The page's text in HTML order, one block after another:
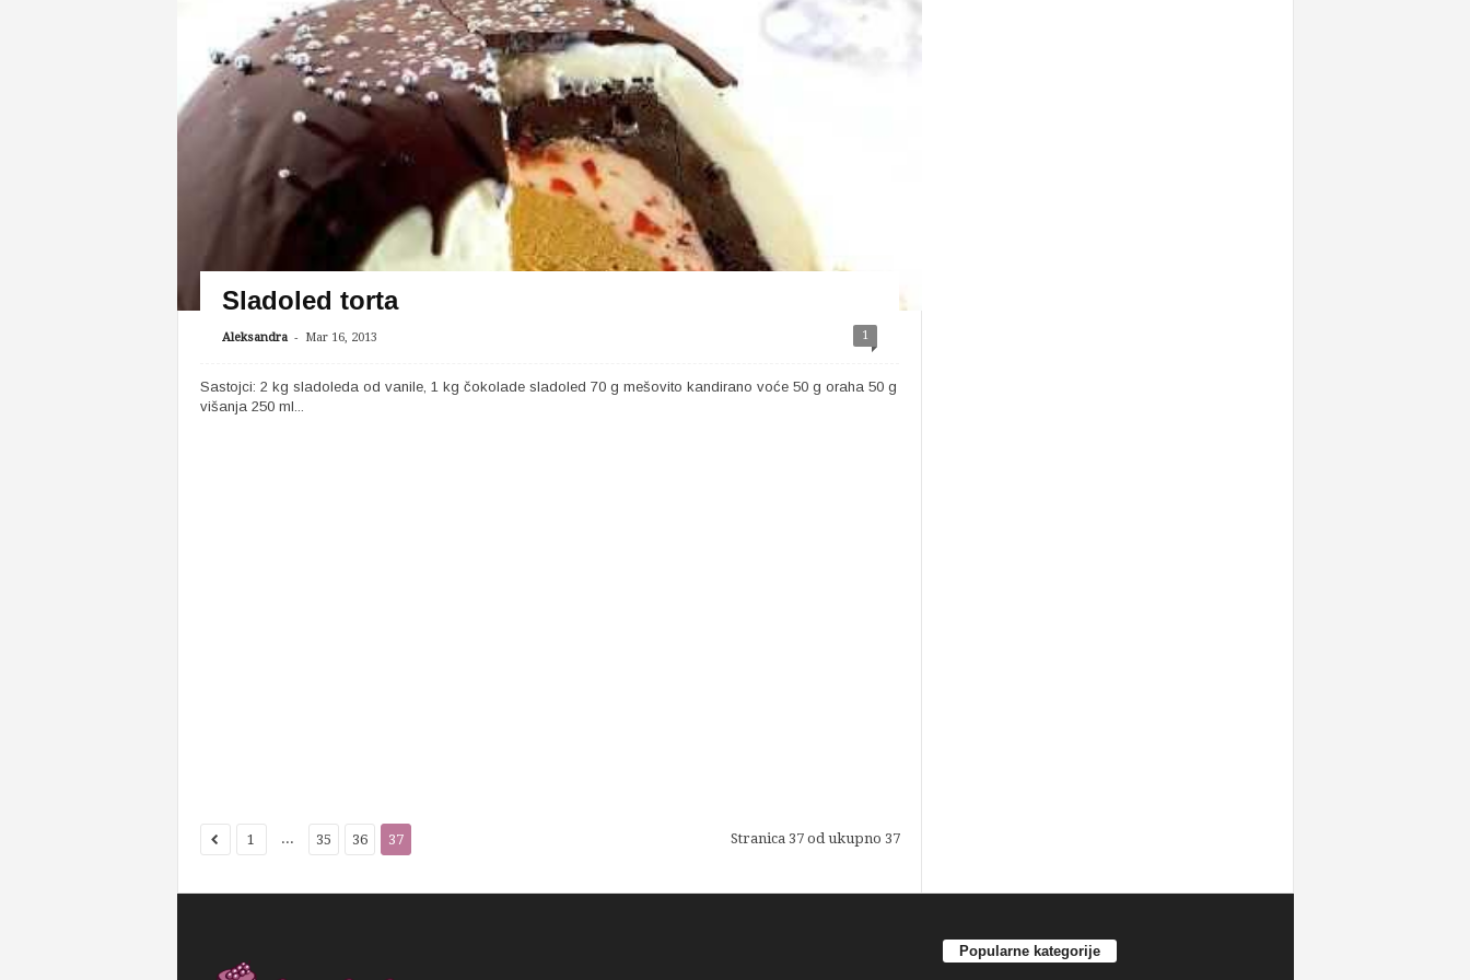
Sladoled torta
Aleksandra - Mar 16, 2013 1
Sastojci: 2 kg sladoleda od vanile, 1 kg čokolade sladoled 70 g mešovito kandirano voće 50 g oraha 50 g
višanja 250 ml...
1 ... 35 36 37 Stranica 37 od ukupno 37
Popularne kategorije